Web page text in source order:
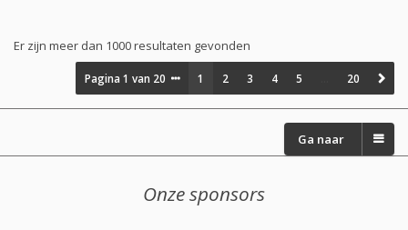
Er zijn meer dan 1000 resultaten gevonden
Pagina1 van 20 1 2 3 4 5 20
Ga naar
Onze sponsors